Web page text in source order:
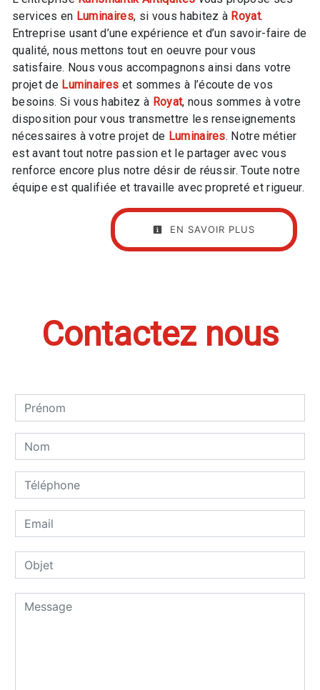
services en Luminaires, si vous habitez à Royat.
Entreprise usant d’une expérience et d’un savoir-faire de
qualité, nous mettons tout en oeuvre pour vous
satisfaire. Nous vous accompagnons ainsi dans votre
projet de Luminaires et sommes à l’écoute de vos
besoins. Si vous habitez à Royat, nous sommes à votre
disposition pour vous transmettre les renseignements
nécessaires à votre projet de Luminaires. Notre métier
est avant tout notre passion et le partager avec vous
renforce encore plus notre désir de réussir. Toute notre
équipe est qualifiée et travaille avec propreté et rigueur.
EN SAVOIR PLUS
Contactez nous